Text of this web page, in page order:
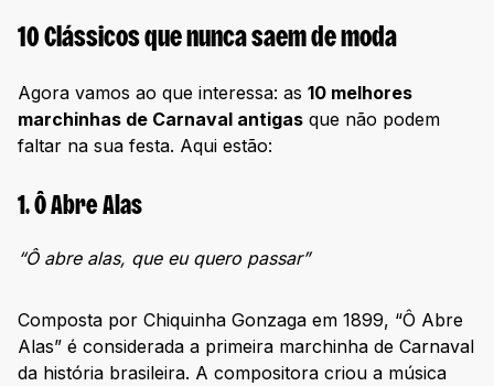
10 Clássicos que nunca saem de moda
Agora vamos ao que interessa: as 10 melhores
marchinhas de Carnaval antigas que não podem
faltar na sua festa. Aqui estão:
1. Ô Abre Alas
“Ô abre alas, que eu quero passar”
Composta por Chiquinha Gonzaga em 1899, “Ô Abre
Alas” é considerada a primeira marchinha de Carnaval
da história brasileira. A compositora criou a música